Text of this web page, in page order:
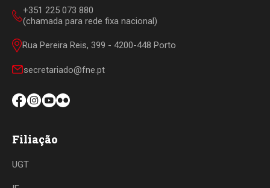
+351 225 073 880
(chamada para rede fixa nacional)
Rua Pereira Reis, 399 - 4200-448 Porto
secretariado@fne.pt
Filiação
UGT